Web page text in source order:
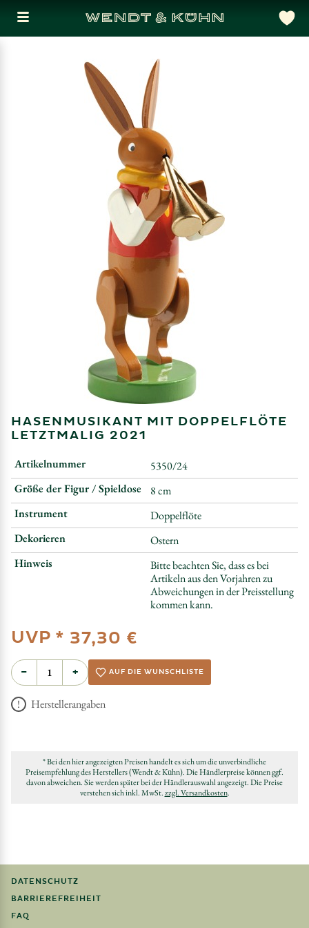
HASENMUSIKANT MIT DOPPELFLÖTE
LETZTMALIG 2021
Artikelnummer
5350/24
Größe der Figur / Spieldose
8 cm
Instrument
Doppelflöte
Dekorieren
Ostern
Hinweis
Bitte beachten Sie, dass es bei
Artikeln aus den Vorjahren zu
Abweichungen in der Preisstellung
kommen kann.
UVP * 37,30 €
− + AUF DIE WUNSCHLISTE
Herstellerangaben
* Bei den hier angezeigten Preisen handelt es sich um die unverbindliche
Preisempfehlung des Herstellers (Wendt & Kühn). Die Händlerpreise können ggf.
davon abweichen. Sie werden später bei der Händlerauswahl angezeigt. Die Preise
verstehen sich inkl. MwSt.zzgl. Versandkosten.
DATENSCHUTZ
BARRIEREFREIHEIT
FAQ